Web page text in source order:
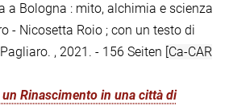
a Bologna : mito, alchimia e scienza
- Nicosetta Roio ; con un testo di
, 2021. - 156 Seiten [Ca-CAR
Rinascimento in una città di